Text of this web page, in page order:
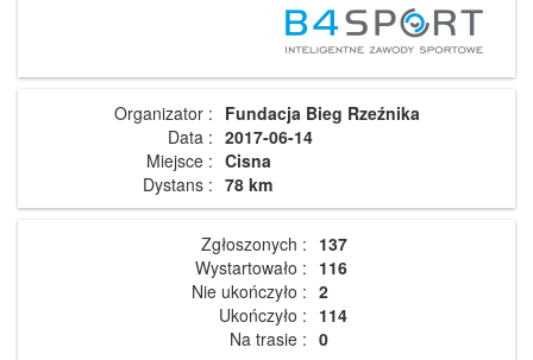
Organizator : Fundacja Bieg Rzeźnika
Data : 2017-06-14
Miejsce : Cisna
Dystans : 78 km
Zgłoszonych : 137
Wystartowało : 116
Nie ukończyło : 2
Ukończyło : 114
Na trasie : 0